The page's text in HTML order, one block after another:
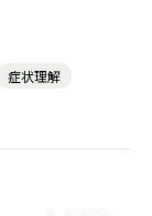
症状理解